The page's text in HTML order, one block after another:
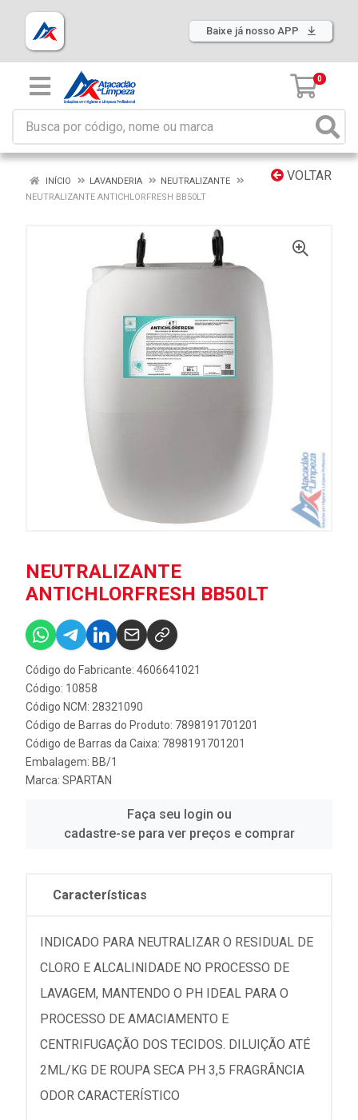
Baixe já nosso APP
0
VOLTAR
INÍCIO LAVANDERIA
NEUTRALIZANTE
NEUTRALIZANTE ANTICHLORFRESH BB50LT
NEUTRALIZANTE
ANTICHLORFRESH BB50LT
Código do Fabricante: 4606641021
Código: 10858
Código NCM: 28321090
Código de Barras do Produto: 7898191701201
Código de Barras da Caixa: 7898191701201
Embalagem: BB/1
Marca: SPARTAN
Faça seu login ou
cadastre-se para ver preços e comprar
Características
INDICADO PARA NEUTRALIZAR O RESIDUAL DE
CLORO E ALCALINIDADE NO PROCESSO DE
LAVAGEM, MANTENDO O PH IDEAL PARA O
PROCESSO DE AMACIAMENTO E
CENTRIFUGAÇÃO DOS TECIDOS. DILUIÇÃO ATÉ
2ML/KG DE ROUPA SECA PH 3,5 FRAGRÂNCIA
ODOR CARACTERÍSTICO